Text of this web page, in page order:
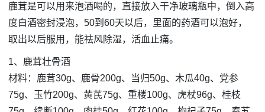
鹿茸是可以用来泡酒喝的，直接放入干净玻璃瓶中，倒入高
度白酒密封浸泡，50到60天以后，里面的药酒可以泡好，
取出以后服用，能祛风除湿，活血止痛。
1、鹿茸壮骨酒
材料：鹿茸30g、鹿骨200g、当归50g、木瓜40g、党参
75g、玉竹200g、黄芪75g、重楼100g、虎杖96g、桂枝